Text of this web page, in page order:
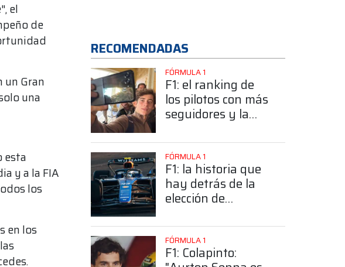
el
de
un Gran
una
esta
y a la FIA
los
en los
RECOMENDADAS
FÓRMULA 1
F1: el ranking de
los pilotos con más
seguidores y la
posición de
Colapinto
FÓRMULA 1
F1: la historia que
hay detrás de la
elección de
número 43
FÓRMULA 1
F1: Colapinto: